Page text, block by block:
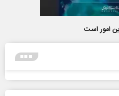
امور است